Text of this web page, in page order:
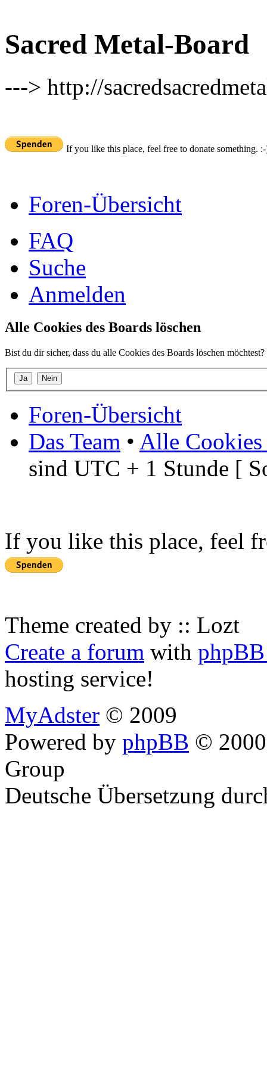
Sacred Metal-Board
---> http://
If you like this place, feel free to donate something.
Foren-Übersicht
FAQ
Suche
Anmelden
Alle Cookies des Boards löschen
Bist du dir sicher, dass du alle Cookies des Boards löschen möchtest?
Foren-Übersicht
Das Team • Alle Cookies
sind UTC + 1 Stunde [
If you like this place, feel
Theme created by :: Lozt
Create a forum with
hosting service!
MyAdster © 2009
Powered by phpBB ©
Group
Deutsche Übersetzung